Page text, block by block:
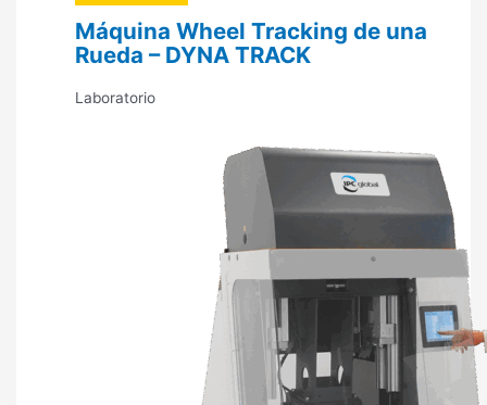
Máquina Wheel Tracking de una
Rueda – DYNA TRACK
Laboratorio